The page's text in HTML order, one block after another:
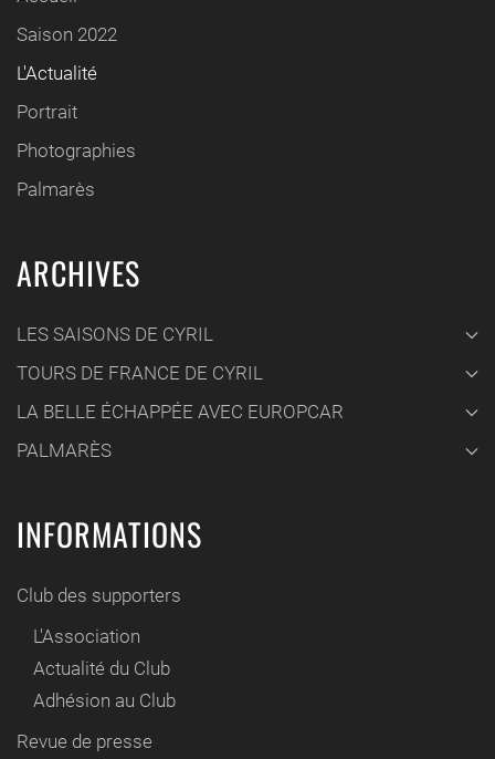
Saison 2022
L'Actualité
Portrait
Photographies
Palmarès
ARCHIVES
LES SAISONS DE CYRIL
TOURS DE FRANCE DE CYRIL
LA BELLE ÉCHAPPÉE AVEC EUROPCAR
PALMARÈS
INFORMATIONS
Club des supporters
L'Association
Actualité du Club
Adhésion au Club
Revue de presse